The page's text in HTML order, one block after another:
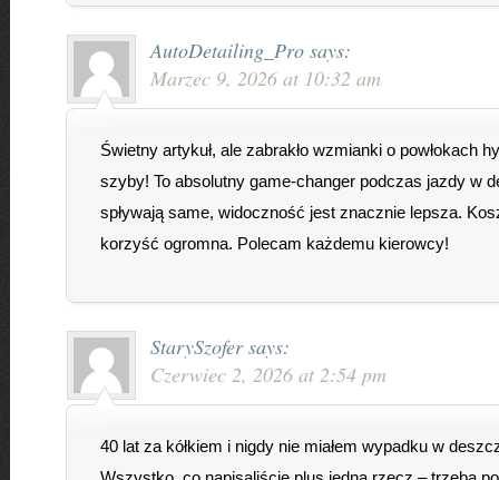
AutoDetailing_Pro says:
Marzec 9, 2026 at 10:32 am
Świetny artykuł, ale zabrakło wzmianki o powłokach
szyby! To absolutny game-changer podczas jazdy w
spływają same, widoczność jest znacznie lepsza.
korzyść ogromna. Polecam każdemu kierowcy!
StarySzofer says:
Czerwiec 2, 2026 at 2:54 pm
40 lat za kółkiem i nigdy nie miałem wypadku w